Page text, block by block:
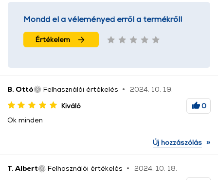
Mondd el a véleményed erről a termékről!
Értékelem
B. Ottó Felhasználói értékelés
2024. 10. 19.
Kiváló
0
Ok minden
Új hozzászólás »
T. Albert Felhasználói értékelés
2024. 10. 18.